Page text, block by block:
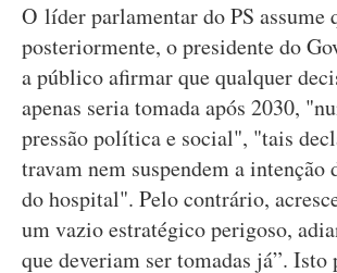
O líder parlamentar do PS assume
posteriormente, o presidente do
a público afirmar que qualquer
apenas seria tomada após 2030,
pressão política e social", "tais
travam nem suspendem a intenção
do hospital". Pelo contrário,
um vazio estratégico perigoso,
que deveriam ser tomadas já”. Isto